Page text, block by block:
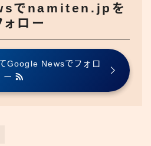
でnamiten.jpを
ォロー
Google Newsでフォロ
ー